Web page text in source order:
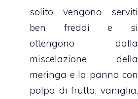
solito vengono serviti
ben freddi e si
ottengono dalla
miscelazione della
meringa e la panna con
polpa di frutta, vaniglia,